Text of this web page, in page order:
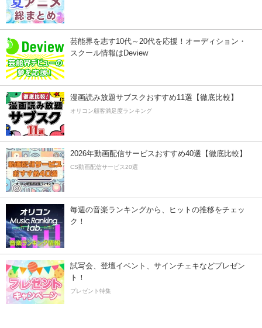
芸能界を志す10代～20代を応援！オーディション・
スクール情報はDeview
漫画読み放題サブスクおすすめ11選【徹底比較】
オリコン顧客満足度ランキング
2026年動画配信サービスおすすめ40選【徹底比較】
CS動画配信サービス20選
毎週の音楽ランキングから、ヒットの推移をチェッ
ク！
試写会、登壇イベント、サインチェキなどプレゼン
ト！
プレゼント特集